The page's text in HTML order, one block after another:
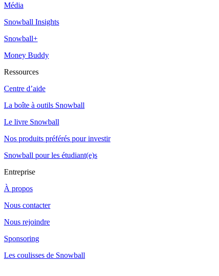
Média
Snowball Insights
Snowball+
Money Buddy
Ressources
Centre d’aide
La boîte à outils Snowball
Le livre Snowball
Nos produits préférés pour investir
Snowball pour les étudiant(e)s
Entreprise
À propos
Nous contacter
Nous rejoindre
Sponsoring
Les coulisses de Snowball